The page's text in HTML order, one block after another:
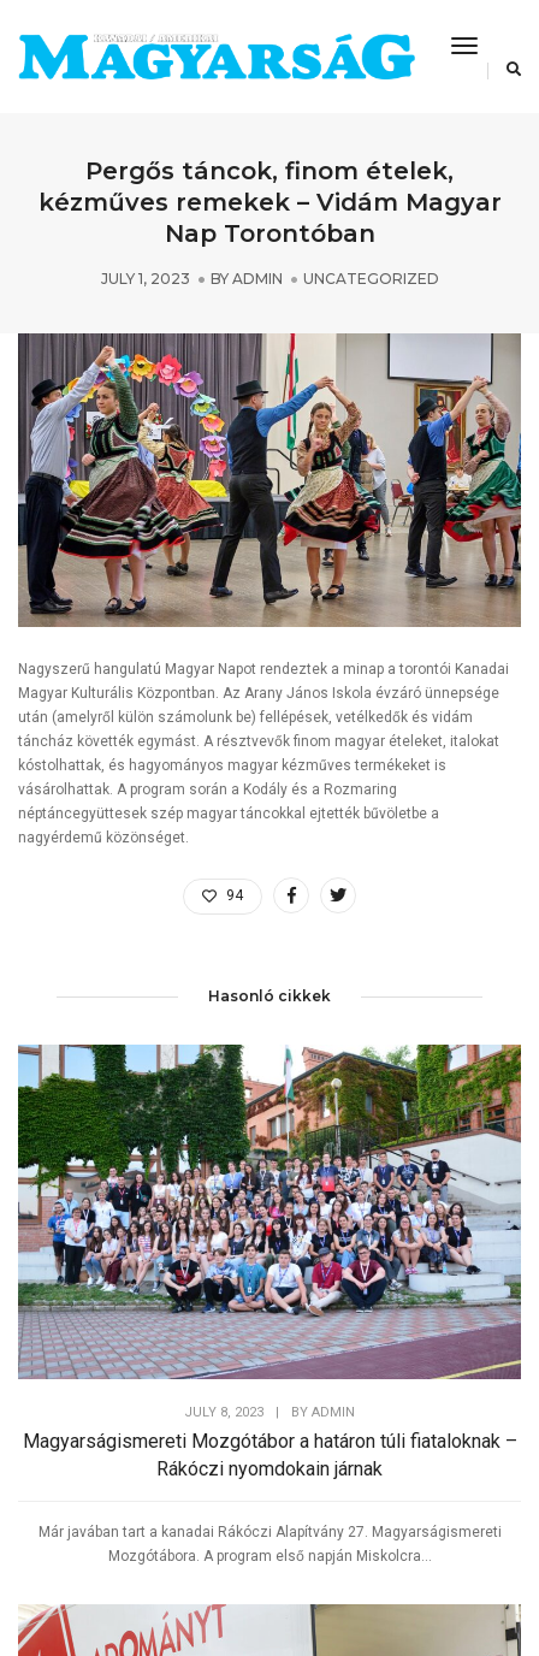
Toggle
Pergős táncok, finom ételek,
kézműves remekek – Vidám Magyar
Nap Torontóban
JULY 1, 2023 BY ADMIN UNCATEGORIZED
Nagyszerű hangulatú Magyar Napot rendeztek a minap a torontói Kanadai
Magyar Kulturális Központban. Az Arany János Iskola évzáró ünnepsége
után (amelyről külön számolunk be) fellépések, vetélkedők és vidám
táncház követték egymást. A résztvevők finom magyar ételeket, italokat
kóstolhattak, és hagyományos magyar kézműves termékeket is
vásárolhattak. A program során a Kodály és a Rozmaring
néptáncegyüttesek szép magyar táncokkal ejtették bűvöletbe a
nagyérdemű közönséget.
94
Hasonló cikkek
JULY 8, 2023 | BY ADMIN
Magyarságismereti Mozgótábor a határon túli fiataloknak –
Rákóczi nyomdokain járnak
Már javában tart a kanadai Rákóczi Alapítvány 27. Magyarságismereti
Mozgótábora. A program első napján Miskolcra...